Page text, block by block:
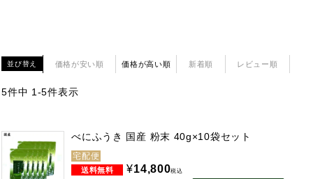
並び替え 価格が安い順 価格が高い順 新着順 レビュー順
5件中 1 -5件表示
べにふうき 国産 粉末 40g×10袋セット
宅配便
¥14,800税込